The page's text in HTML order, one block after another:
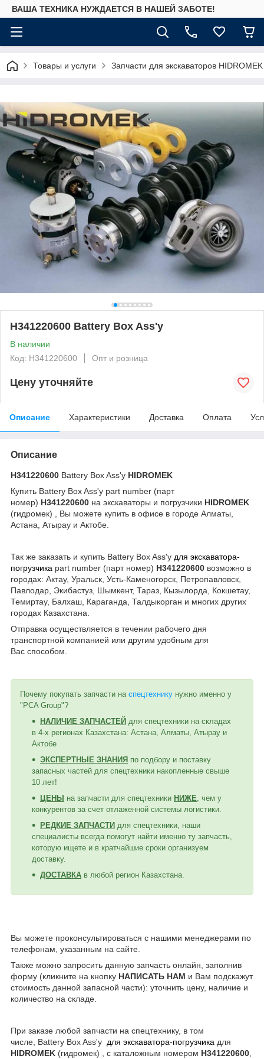
ВАША ТЕХНИКА НУЖДАЕТСЯ В НАШЕЙ ЗАБОТЕ!
Товары и услуги Запчасти для экскаваторов HIDROMEK
H341220600 Battery Box Ass'y
В наличии
Код: H341220600
Опт и розница
Цену уточняйте
Описание Характеристики Доставка Оплата
Описание
H341220600 Battery Box Ass'y HIDROMEK
Купить Battery Box Ass'y part number (парт
номер) H341220600 на экскаваторы и погрузчики HIDROMEK
(гидромек)
, Вы можете купить в офисе в городе Алматы,
Астана, Атырау и Актобе.
Так же заказать и купить Battery Box Ass'y для экскаватора-
погрузчика part number (парт номер) H341220600 возможно в
городах: Актау, Уральск, Усть-Каменогорск, Петропавловск,
Павлодар, Экибастуз, Шымкент, Тараз, Кызылорда, Кокшетау,
Темиртау, Балхаш, Караганда, Талдыкорган и многих других
городах Казахстана.
Отправка осуществляется в течении рабочего дня
транспортной компанией или другим удобным для
Вас способом
Почему покупать запчасти на спецтехнику нужно именно у
"PCA Group"?
НАЛИЧИЕ ЗАПЧАСТЕЙ для спецтехники на складах
в 4-х регионах Казахстана: Астана, Алматы, Атырау и
Актобе
ЭКСПЕРТНЫЕ ЗНАНИЯ по подбору и поставку
запасных частей для спецтехники накопленные свыше
10 лет!
ЦЕНЫ на запчасти для спецтехники НИЖЕ , чем у
конкурентов за счет отлаженной системы логистики.
РЕДКИЕ ЗАПЧАСТИ для спецтехники, наши
специалисты всегда помогут найти именно ту запчасть,
которую ищете и в кратчайшие сроки организуем
доставку.
ДОСТАВКА в любой регион Казахстана.
Вы можете проконсультироваться с нашими менеджерами по
телефонам, указанным на сайте.
Также можно запросить данную запчасть онлайн, заполнив
форму (кликните на кнопку НАПИСАТЬ НАМ и Вам подскажут
стоимость данной запасной части): уточнить цену, наличие и
количество на складе.
При заказе любой запчасти на спецтехнику, в том
числе, Battery Box Ass'y для экскаватора-погрузчика для
HIDROMEK (гидромек) с каталожным номером H341220600